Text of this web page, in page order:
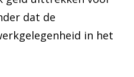
dat de
in het